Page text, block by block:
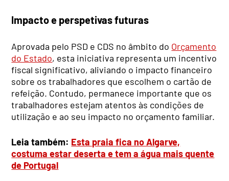
Impacto e perspetivas futuras
Aprovada pelo PSD e CDS no âmbito do Orçamento
do Estado, esta iniciativa representa um incentivo
fiscal significativo, aliviando o impacto financeiro
sobre os trabalhadores que escolhem o cartão de
refeição. Contudo, permanece importante que os
trabalhadores estejam atentos às condições de
utilização e ao seu impacto no orçamento familiar.
Leia também: Esta praia fica no Algarve,
costuma estar deserta e tem a água mais quente
de Portugal